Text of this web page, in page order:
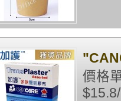
價格